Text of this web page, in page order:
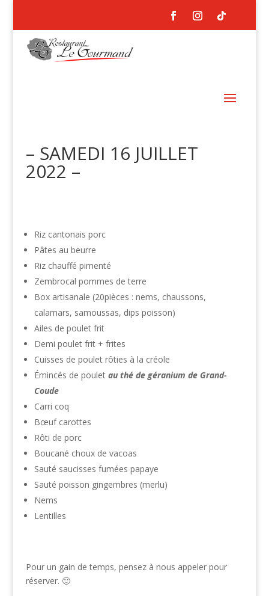
– SAMEDI 16 JUILLET
2022 –
Riz cantonais porc
Pâtes au beurre
Riz chauffé pimenté
Zembrocal pommes de terre
Box artisanale (20pièces : nems, chaussons,
calamars, samoussas, dips poisson)
Ailes de poulet frit
Demi poulet frit + frites
Cuisses de poulet rôties à la créole
Émincés de poulet au thé de géranium de Grand-
Coude
Carri coq
Bœuf carottes
Rôti de porc
Boucané choux de vacoas
Sauté saucisses fumées papaye
Sauté poisson gingembres (merlu)
Nems
Lentilles
Pour un gain de temps, pensez à nous appeler pour
réserver. 🙂